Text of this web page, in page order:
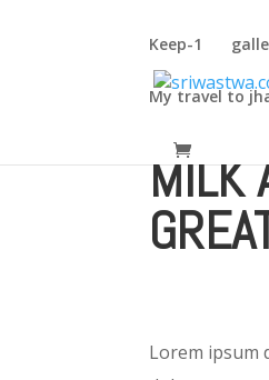
Keep-1
My travel to
MILK
Lorem ipsum